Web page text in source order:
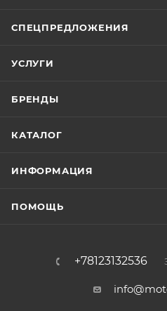
СПЕЦПРЕДЛОЖЕНИЯ
УСЛУГИ
БРЕНДЫ
КАТАЛОГ
ИНФОРМАЦИЯ
ПОМОЩЬ
+78123132536